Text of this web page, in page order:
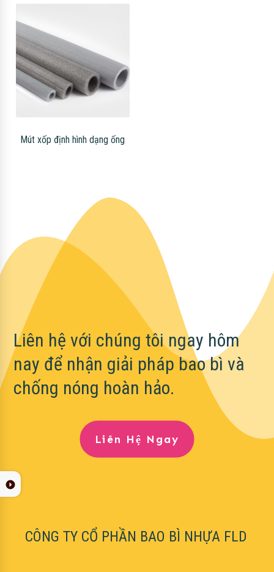
Mút xốp định hình dạng ống
Liên hệ với chúng tôi ngay hôm
nay để nhận giải pháp bao bì và
chống nóng hoàn hảo.
Liên Hệ Ngay
CÔNG TY CỔ PHẦN BAO BÌ NHỰA FLD